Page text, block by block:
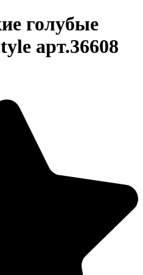
голубые
арт.36608